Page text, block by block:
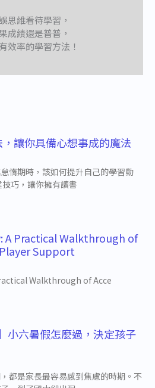
思維看待學習，
成績還是普普，
效率的學習方法！
讓你具備心想事成的魔法
惰期時，該如何提升自己的學習動
巧，讓你擁有讀書
A Practical Walkthrough of
Support
Walkthrough of Acce
小六暑假怎麼過，決定孩子
都是家長最容易感到焦慮的時期。不